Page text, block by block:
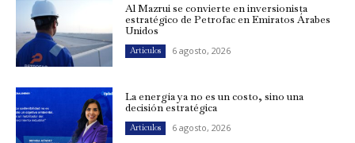
Al Mazrui se convierte en inversionista
estratégico de Petrofac en Emiratos Árabes
Unidos
Artículos 6 agosto, 2026
La energía ya no es un costo, sino una
decisión estratégica
Artículos 6 agosto, 2026